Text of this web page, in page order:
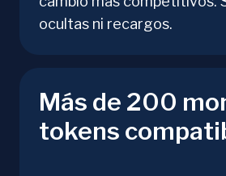
ocultas ni recargos.
Más de 200
tokens